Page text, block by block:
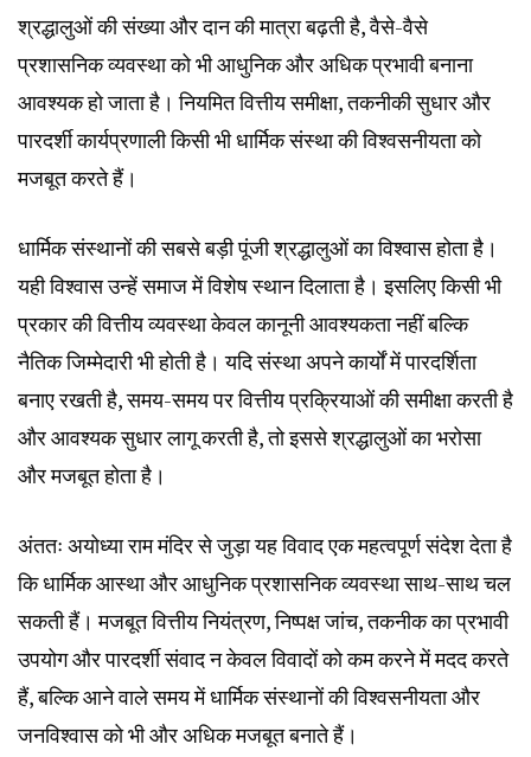
श्रद्धालुओं की संख्या और दान की मात्रा बढ़ती है, वैसे-वैसे
प्रशासनिक व्यवस्था को भी आधुनिक और अधिक प्रभावी बनाना
आवश्यक हो जाता है। नियमित वित्तीय समीक्षा, तकनीकी सुधार और
पारदर्शी कार्यप्रणाली किसी भी धार्मिक संस्था की विश्वसनीयता को
मजबूत करते हैं।
धार्मिक संस्थानों की सबसे बड़ी पूंजी श्रद्धालुओं का विश्वास होता है।
यही विश्वास उन्हें समाज में विशेष स्थान दिलाता है। इसलिए किसी भी
प्रकार की वित्तीय व्यवस्था केवल कानूनी आवश्यकता नहीं बल्कि
नैतिक जिम्मेदारी भी होती है। यदि संस्था अपने कार्यों में पारदर्शिता
बनाए रखती है, समय-समय पर वित्तीय प्रक्रियाओं की समीक्षा करती है
और आवश्यक सुधार लागू करती है, तो इससे श्रद्धालुओं का भरोसा
और मजबूत होता है।
अंततः अयोध्या राम मंदिर से जुड़ा यह विवाद एक महत्वपूर्ण संदेश देता है
कि धार्मिक आस्था और आधुनिक प्रशासनिक व्यवस्था साथ-साथ चल
सकती हैं। मजबूत वित्तीय नियंत्रण, निष्पक्ष जांच, तकनीक का प्रभावी
उपयोग और पारदर्शी संवाद न केवल विवादों को कम करने में मदद करते
हैं, बल्कि आने वाले समय में धार्मिक संस्थानों की विश्वसनीयता और
जनविश्वास को भी और अधिक मजबूत बनाते हैं।